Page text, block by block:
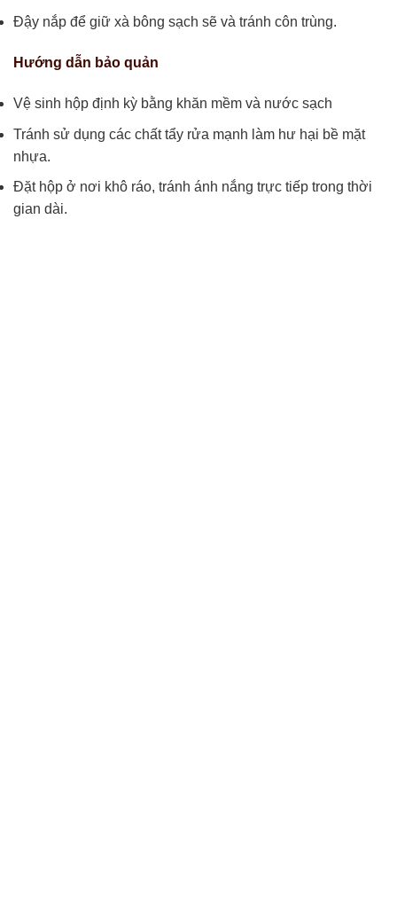
Đậy nắp để giữ xà bông sạch sẽ và tránh côn trùng.
Hướng dẫn bảo quản
Vệ sinh hộp định kỳ bằng khăn mềm và nước sạch
Tránh sử dụng các chất tẩy rửa mạnh làm hư hại bề mặt
nhựa.
Đặt hộp ở nơi khô ráo, tránh ánh nắng trực tiếp trong thời
gian dài.